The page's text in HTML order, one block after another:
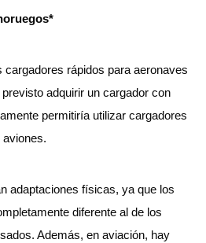
rápidos para aeronaves
adquirir un cargador con
permitiría utilizar cargadores
adaptaciones físicas, ya que los
diferente al de los
Además, en aviación, hay